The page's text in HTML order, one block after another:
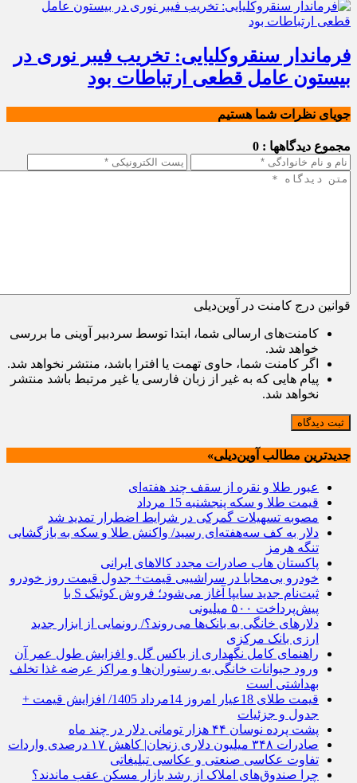
فرماندار سنقروکلیایی: تخریب فیبر نوری در
بیستون عامل قطعی ارتباطات بود
جویای نظرات شما هستیم
مجموع دیدگاهها : 0
قوانین درج کامنت در آوین‌دیلی
کامنت‌های ارسالی شما، ابتدا توسط سردبیر آوینی ما بررسی
خواهد شد.
اگر کامنت شما، حاوی تهمت یا افترا باشد، منتشر نخواهد شد.
پیام هایی که به غیر از زبان فارسی یا غیر مرتبط باشد منتشر
نخواهد شد.
ثبت دیدگاه
جدیدترین مطالب آوین‌دیلی»
عبور طلا و نقره از سقف چند هفته‌ای
قیمت طلا و سکه پنجشنبه 15 مرداد
مصوبه تسهیلات گمرکی در شرایط اضطرار تمدید شد
دلار به کف سه‌هفته‌ای رسید/ واکنش طلا و سکه به بازگشایی
تنگه هرمز
پاکستان هاب صادرات مجدد کالاهای ایرانی
خودرو بی‌محابا در سراشیبی قیمت+ جدول قیمت روز خودرو
ثبت‌نام جدید سایپا آغاز می‌شود؛ فروش کوئیک S با
پیش‌پرداخت ۵۰۰ میلیونی
دلارهای خانگی به بانک‌ها می‌روند؟/ رونمایی از ابزار جدید
ارزی بانک مرکزی
راهنمای کامل نگهداری از باکس گل و افزایش طول عمر آن
ورود حیوانات خانگی به رستوران‌ها و مراکز عرضه غذا تخلف
بهداشتی است
قیمت طلای 18عیار امروز 14مرداد 1405/ افزایش قیمت +
جدول و جزئیات
پشت پرده نوسان ۴۴ هزار تومانی دلار در چند ماه
صادرات ۳۴۸ میلیون دلاری زنجان| ‌کاهش ۱۷ درصدی واردات
تفاوت عکاسی صنعتی و عکاسی تبلیغاتی
چرا صندوق‌های املاک از رشد بازار مسکن عقب ماندند؟